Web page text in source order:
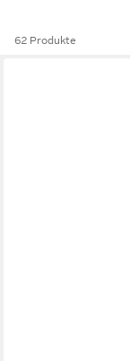
62 Produkte